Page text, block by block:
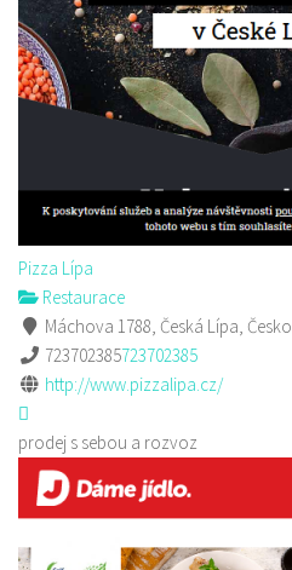
Pizza Lípa
Restaurace
Máchova 1788, Česká Lípa, Česko
723702385723702385
http://www.pizzalipa.cz/
prodej s sebou a rozvoz